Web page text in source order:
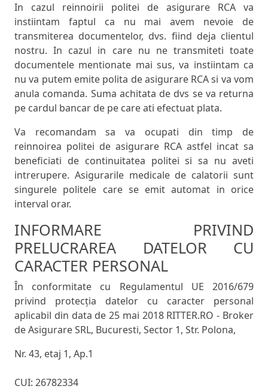
In cazul reinnoirii politei de asigurare RCA va
instiintam faptul ca nu mai avem nevoie de
transmiterea documentelor, dvs. fiind deja clientul
nostru. In cazul in care nu ne transmiteti toate
documentele mentionate mai sus, va instiintam ca
nu va putem emite polita de asigurare RCA si va vom
anula comanda. Suma achitata de dvs se va returna
pe cardul bancar de pe care ati efectuat plata.
Va recomandam sa va ocupati din timp de
reinnoirea politei de asigurare RCA astfel incat sa
beneficiati de continuitatea politei si sa nu aveti
intrerupere. Asigurarile medicale de calatorii sunt
singurele politele care se emit automat in orice
interval orar.
INFORMARE PRIVIND
PRELUCRAREA DATELOR CU
CARACTER PERSONAL
În conformitate cu Regulamentul UE 2016/679
privind protecția datelor cu caracter personal
aplicabil din data de 25 mai 2018 RITTER.RO - Broker
de Asigurare SRL, Bucuresti, Sector 1, Str. Polona,
Nr. 43, etaj 1, Ap.1
CUI: 26782334